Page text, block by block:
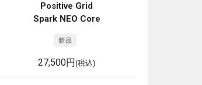
Positive Grid
Spark NEO Core
27,500円(税込)